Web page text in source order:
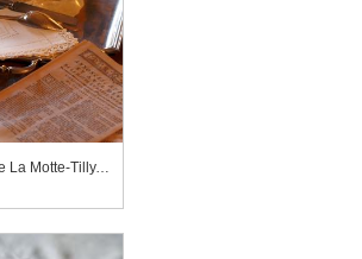
Château de La Motte-Tilly, exposition "Tables d'Histoires"